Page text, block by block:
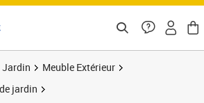
Jardin
Meuble Extérieur
jardin